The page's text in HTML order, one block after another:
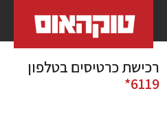
רכישת כרטיסים בטלפון
6119*